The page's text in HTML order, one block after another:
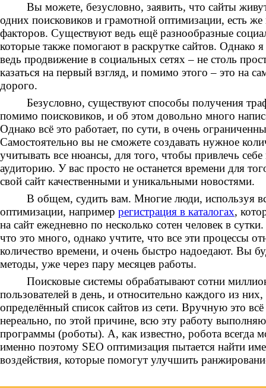
Вы можете, безусловно, заявить, что сайты живут
одних поисковиков и грамотной оптимизации, есть
факторов. Существуют ведь ещё разнообразные
которые также помогают в раскрутке сайтов. Однако
ведь продвижение в социальных сетях – не столь
казаться на первый взгляд, и помимо этого – это на
дорого.
Безусловно, существуют способы получения
помимо поисковиков, и об этом довольно много
Однако всё это работает, по сути, в очень
Самостоятельно вы не сможете создавать нужное
учитывать все нюансы, для того, чтобы привлечь
аудиторию. У вас просто не останется времени для
свой сайт качественными и уникальными новостями.
В общем, судить вам. Многие люди, используя
оптимизации, например регистрация в каталогах,
на сайт ежедневно по несколько сотен человек в
что это много, однако учтите, что все эти процессы
количество времени, и очень быстро надоедают. Вы
методы, уже через пару месяцев работы.
Поисковые системы обрабатывают сотни
пользователей в день, и относительно каждого из
определённый список сайтов из сети. Вручную это всё
нереально, по этой причине, всю эту работу
программы (роботы). А, как известно, робота всегда
именно поэтому SEO оптимизация пытается найти
воздействия, которые помогут улучшить